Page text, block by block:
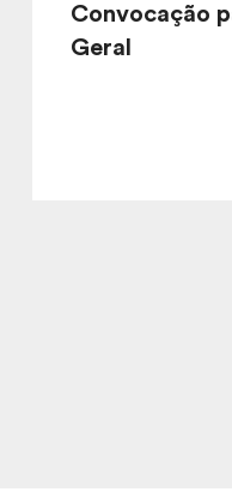
Convocação
Geral